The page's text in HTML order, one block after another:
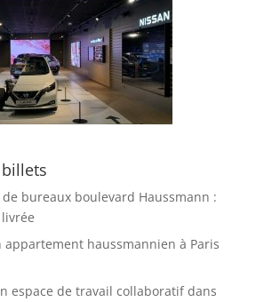
bureaux boulevard Haussmann :
appartement haussmannien à Paris
espace de travail collaboratif dans